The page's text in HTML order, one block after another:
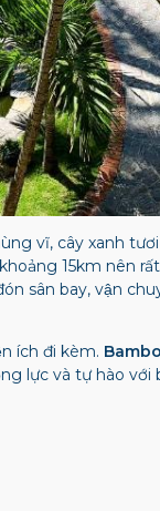
vĩ, cây xanh
15km nên
sân bay, vận
ích đi kèm.
lực và tự hào với